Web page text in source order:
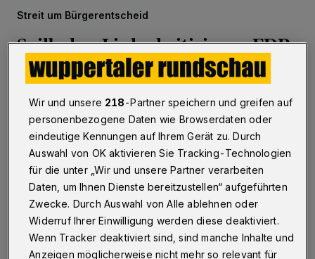
Streit um Bürgerentscheid
Seilbahn: Linke kritisieren FDP
Wuppertal·Die Wuppertaler Linken bescheinigen der
FDP "wahltaktische Profilneurosen". Noch im März
2016 hätten die Liberalen den Antrag der Linken
abgelehnt, über den Bau einer Seilbahn die Wuppertaler
im Rahmen eines Ratsbürgerentscheids abstimmen zu
lassen.
18.01.2017 , 12:55 Uhr Eine Minute Lesezeit
Wir und unsere 218-Partner speichern und greifen auf
personenbezogene Daten wie Browserdaten oder
eindeutige Kennungen auf Ihrem Gerät zu. Durch
Auswahl von OK aktivieren Sie Tracking-Technologien
für die unter „Wir und unsere Partner verarbeiten
Daten, um Ihnen Dienste bereitzustellen“ aufgeführten
Zwecke. Durch Auswahl von Alle ablehnen oder
Widerruf Ihrer Einwilligung werden diese deaktiviert.
Wenn Tracker deaktiviert sind, sind manche Inhalte und
Anzeigen möglicherweise nicht mehr so relevant für